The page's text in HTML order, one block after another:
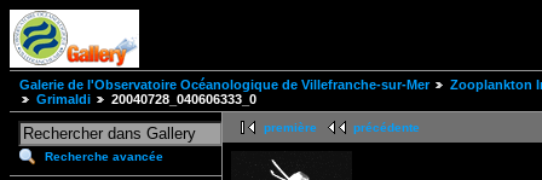
Galerie de l'Observatoire Océanologique de Villefranche-sur-Mer
Zooplankton
Grimaldi
20040728_040606333_0
Recherche avancée
première précédente